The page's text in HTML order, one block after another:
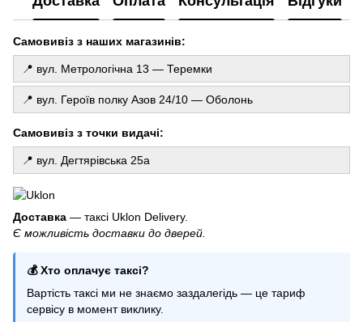
Фотозона з шариків
Шторка з дощику
Свічки з написом
Купити свічку
Шари цифри
Гелеві кульки для дівчинки
Набір арома свічок
Паперові гірлянди
Кульки майнкрафт
Баблс
Набори кульок
Коробки з кульками
Купити свічки ручної роботи
Самовивіз з наших магазинів:
📍 вул. Метрологічна 13 — Теремки
📍 вул. Героїв полку Азов 24/10 — Оболонь
Самовивіз з точки видачі:
📍 вул. Дегтярівська 25а
Доставка — таксі Uklon Delivery.
Є можливість доставки до дверей.
💰 Хто оплачує таксі?
Вартість таксі ми не знаємо заздалегідь — це тариф
сервісу в момент виклику.